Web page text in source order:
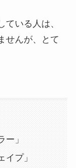
いる人は、
せんが、とて
」
プ」